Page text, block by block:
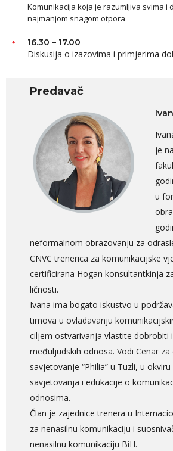
Komunikacija koja je razumljiva svima i
najmanjom snagom otpora
16.30 – 17.00
Diskusija o izazovima i primjerima
Predavač
je
u
neformalnom obrazovanju za
CNVC trenerica za komunikacijske
certificirana Hogan konsultantkinja
ličnosti.
Ivana ima bogato iskustvo u
timova u ovladavanju
ciljem ostvarivanja vlastite dobrobiti
međuljudskih odnosa. Vodi Cenar za
savjetovanje “Philia” u Tuzli, u
savjetovanja i edukacije o
odnosima.
Član je zajednice trenera u
za nenasilnu komunikaciju i
nenasilnu komunikaciju BiH.